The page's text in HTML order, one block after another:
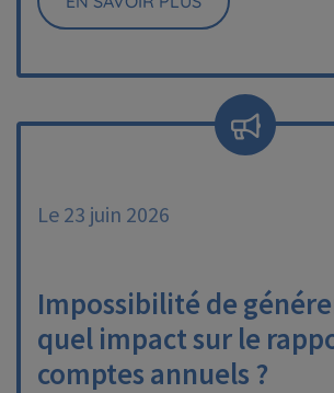
Le 23 juin 2026
Impossibilité de
quel impact sur le
comptes annuels ?